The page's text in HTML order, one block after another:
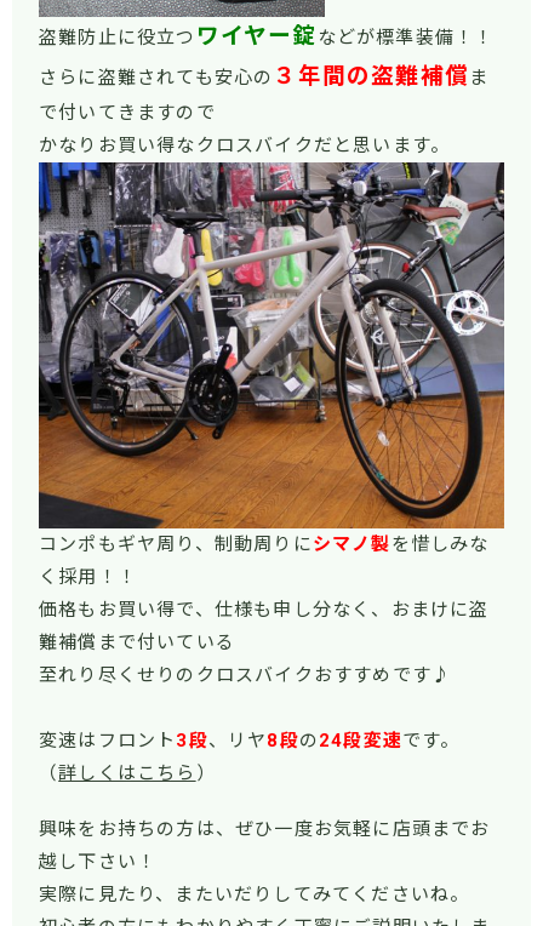
盗難防止に役立つ ワイヤー錠 などが標準装備！！
さらに盗難されても安心の ３年間の盗難補償 ま
で付いてきますので
かなりお買い得なクロスバイクだと思います。
コンポもギヤ周り、制動周りにシマノ製を惜しみな
く採用！！
価格もお買い得で、仕様も申し分なく、おまけに盗
難補償まで付いている
至れり尽くせりのクロスバイクおすすめです♪
変速はフロント 3段、リヤ8段の 24段変速です。
（詳しくはこちら ）
興味をお持ちの方は、ぜひ一度お気軽に店頭までお
越し下さい！
実際に見たり、またいだりしてみてくださいね。